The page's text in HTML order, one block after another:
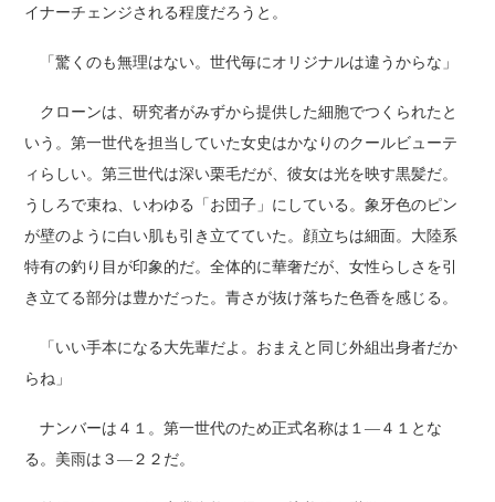
イナーチェンジされる程度だろうと。
「驚くのも無理はない。世代毎にオリジナルは違うからな」
クローンは、研究者がみずから提供した細胞でつくられたと
いう。第一世代を担当していた女史はかなりのクールビューテ
ィらしい。第三世代は深い栗毛だが、彼女は光を映す黒髪だ。
うしろで束ね、いわゆる「お団子」にしている。象牙色のピン
が壁のように白い肌も引き立てていた。顔立ちは細面。大陸系
特有の釣り目が印象的だ。全体的に華奢だが、女性らしさを引
き立てる部分は豊かだった。青さが抜け落ちた色香を感じる。
「いい手本になる大先輩だよ。おまえと同じ外組出身者だか
らね」
ナンバーは４１。第一世代のため正式名称は１―４１とな
る。美雨は３―２２だ。